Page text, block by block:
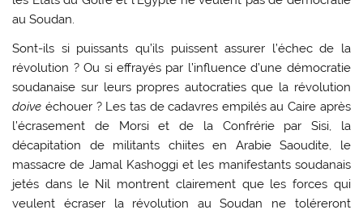
au Soudan.
Sont-ils si puissants qu’ils puissent assurer l’échec de la
révolution ? Ou si effrayés par l’influence d’une démocratie
soudanaise sur leurs propres autocraties que la révolution
doive échouer ? Les tas de cadavres empilés au Caire après
l’écrasement de Morsi et de la Confrérie par Sisi, la
décapitation de militants chiites en Arabie Saoudite, le
massacre de Jamal Kashoggi et les manifestants soudanais
jetés dans le Nil montrent clairement que les forces qui
veulent écraser la révolution au Soudan ne toléreront